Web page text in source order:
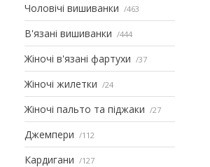
Чоловічі вишиванки 463
В'язані вишиванки 444
Жіночі в'язані фартухи 37
Жіночі жилетки 24
Жіночі пальто та піджаки 27
Джемпери 112
Кардигани 127